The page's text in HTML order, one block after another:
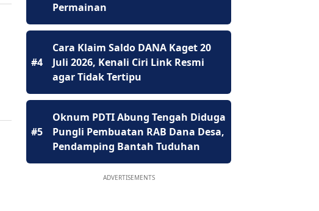
Permainan
#4
Cara Klaim Saldo DANA Kaget 20
Juli 2026, Kenali Ciri Link Resmi
agar Tidak Tertipu
#5
Oknum PDTI Abung Tengah Diduga
Pungli Pembuatan RAB Dana Desa,
Pendamping Bantah Tuduhan
ADVERTISEMENTS